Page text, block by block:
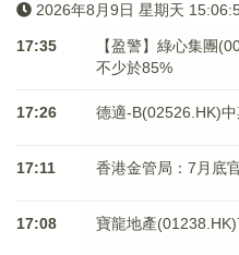
2026年8月9日 星期天
17:35
【盈警】綠心集團
不少於85%
17:26 德適-B(02526.HK)
17:11 香港金管局：7月底
17:08 寶龍地產